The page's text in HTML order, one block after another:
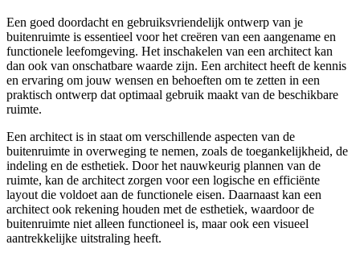
Een goed doordacht en gebruiksvriendelijk ontwerp van je
buitenruimte is essentieel voor het creëren van een aangename en
functionele leefomgeving. Het inschakelen van een architect kan
dan ook van onschatbare waarde zijn. Een architect heeft de kennis
en ervaring om jouw wensen en behoeften om te zetten in een
praktisch ontwerp dat optimaal gebruik maakt van de beschikbare
ruimte.
Een architect is in staat om verschillende aspecten van de
buitenruimte in overweging te nemen, zoals de toegankelijkheid, de
indeling en de esthetiek. Door het nauwkeurig plannen van de
ruimte, kan de architect zorgen voor een logische en efficiënte
layout die voldoet aan de functionele eisen. Daarnaast kan een
architect ook rekening houden met de esthetiek, waardoor de
buitenruimte niet alleen functioneel is, maar ook een visueel
aantrekkelijke uitstraling heeft.